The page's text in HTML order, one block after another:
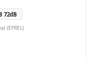
72dB
(EPREL)